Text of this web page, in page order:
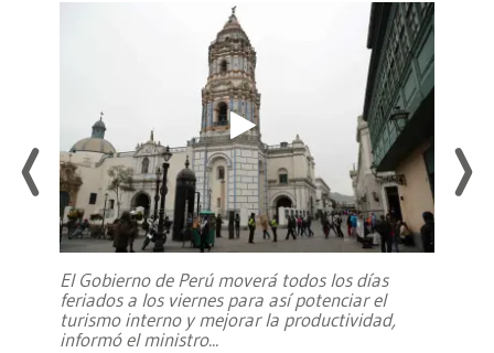
El Gobierno de Perú moverá todos los días
feriados a los viernes para así potenciar el
turismo interno y mejorar la productividad,
informó el ministro...